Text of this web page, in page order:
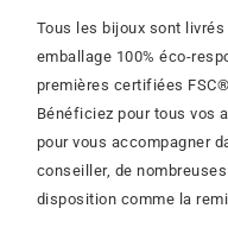
Tous les bijoux sont
emballage 100% éco-
premières certifiées
Bénéficiez pour tous vos
pour vous accompagner
conseiller, de
disposition comme la